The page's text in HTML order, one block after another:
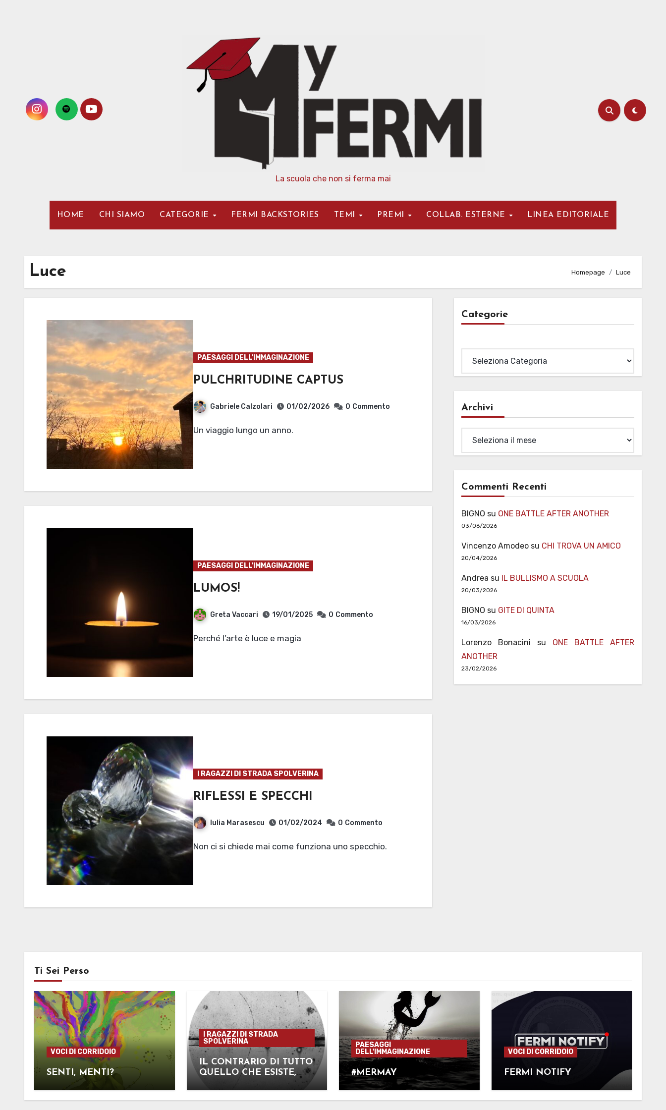
La scuola che non si ferma mai
HOME CHI SIAMO CATEGORIE FERMI BACKSTORIES TEMI PREMI COLLAB. ESTERNE LINEA EDITORIALE
Luce Homepage Luce
PAESAGGI DELL'IMMAGINAZIONE
PULCHRITUDINE CAPTUS
Gabriele Calzolari 01/02/2026 0 Commento
Un viaggio lungo un anno.
PAESAGGI DELL'IMMAGINAZIONE
LUMOS!
Greta Vaccari 19/01/2025 0 Commento
Perché l’arte è luce e magia
I RAGAZZI DI STRADA SPOLVERINA
RIFLESSI E SPECCHI
Iulia Marasescu 01/02/2024 0 Commento
Non ci si chiede mai come funziona uno specchio.
Categorie
Archivi
Commenti Recenti
BIGNO su ONE BATTLE AFTER ANOTHER
03/06/2026
Vincenzo Amodeosu CHI TROVA UN AMICO
20/04/2026
Andrea su IL BULLISMO A SCUOLA
20/03/2026
BIGNO su GITE DI QUINTA
16/03/2026
Lorenzo Bonacini su ONE BATTLE AFTER
ANOTHER
23/02/2026
Ti Sei Perso
VOCI DI CORRIDOIO
SENTI, MENTI?
I RAGAZZI DI STRADA
SPOLVERINA
IL CONTRARIO DI TUTTO
QUELLO CHE ESISTE,
ECCO L’ANTIMATERIA
PAESAGGI
DELL'IMMAGINAZIONE
#MERMAY
VOCI DI CORRIDOIO
FERMI NOTIFY